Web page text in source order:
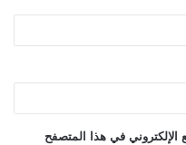
الإلكتروني في هذا المتصفح